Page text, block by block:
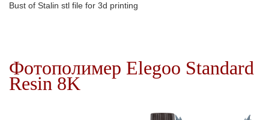
Bust of Stalin stl file for 3d printing
Фотополимер Elegoo Standard
Resin 8K